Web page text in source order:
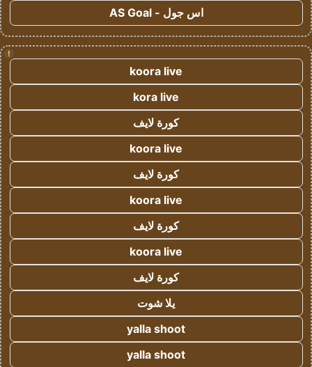
اس جول - AS Goal
!
koora live
kora live
كورة لايف
koora live
كورة لايف
koora live
كورة لايف
koora live
كورة لايف
يلا شوت
yalla shoot
yalla shoot